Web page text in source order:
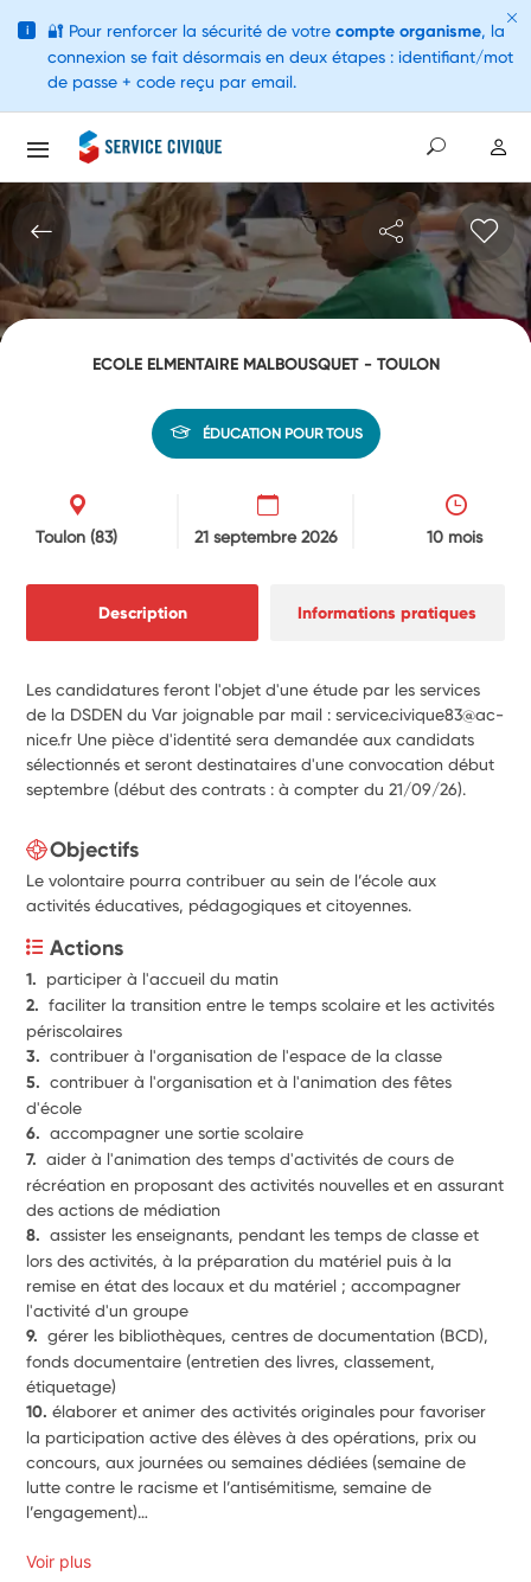
ECOLE ELMENTAIRE MALBOUSQUET - TOULON
ÉDUCATION POUR TOUS
Toulon(83) 21 septembre 2026 10 mois
Description Informations pratiques
Les candidatures feront l'objet d'une étude par les services
de la DSDEN du Var joignable par mail : service.civique83@ac-
nice.fr Une pièce d'identité sera demandée aux candidats
sélectionnés et seront destinataires d'une convocation début
septembre (début des contrats : à compter du 21/09/26).
Objectifs
Le volontaire pourra contribuer au sein de l’école aux
activités éducatives, pédagogiques et citoyennes.
Actions
1. participer à l'accueil du matin
2. faciliter la transition entre le temps scolaire et les activités
périscolaires
3. contribuer à l'organisation de l'espace de la classe
5. contribuer à l'organisation et à l'animation des fêtes
6. accompagner une sortie scolaire
7. aider à l'animation des temps d'activités de cours de
récréation en proposant des activités nouvelles et en assurant
des actions de médiation
8. assister les enseignants, pendant les temps de classe et
lors des activités, à la préparation du matériel puis à la
remise en état des locaux et du matériel ; accompagner
l'activité d'un groupe
9. gérer les bibliothèques, centres de documentation (BCD),
fonds documentaire (entretien des livres, classement,
10. élaborer et animer des activités originales pour favoriser
la participation active des élèves à des opérations, prix ou
concours, aux journées ou semaines dédiées (semaine de
lutte contre le racisme et l’antisémitisme, semaine de
Voir plus
i 🔐 Pour renforcer la sécurité de votre compte organisme, la
connexion se fait désormais en deux étapes : identifiant/mot
de passe + code reçu par email.